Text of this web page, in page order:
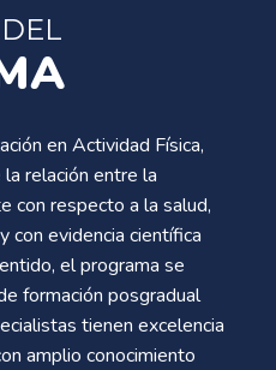
en Actividad Física,
relación entre la
con respecto a la salud,
con evidencia científica
el programa se
formación posgradual
tienen excelencia
amplio conocimiento